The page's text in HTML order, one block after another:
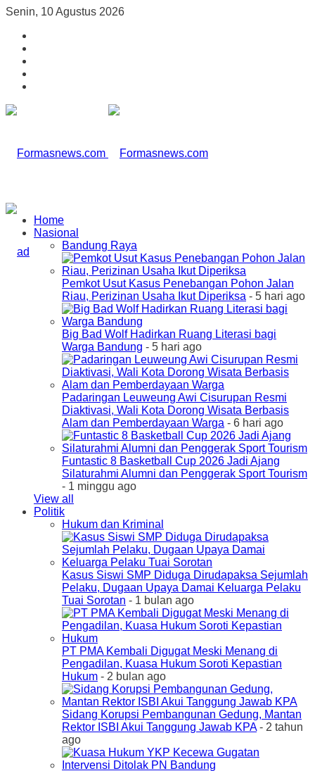
Senin, 10 Agustus 2026
Home
Nasional
Bandung Raya
Pemkot Usut Kasus Penebangan Pohon Jalan
Riau, Perizinan Usaha Ikut Diperiksa - 5 hari ago
Big Bad Wolf Hadirkan Ruang Literasi bagi
Warga Bandung - 5 hari ago
Padaringan Leuweung Awi Cisurupan Resmi
Diaktivasi, Wali Kota Dorong Wisata Berbasis
Alam dan Pemberdayaan Warga - 6 hari ago
Funtastic 8 Basketball Cup 2026 Jadi Ajang
Silaturahmi Alumni dan Penggerak Sport Tourism
- 1 minggu ago
View all
Politik
Hukum dan Kriminal
Kasus Siswi SMP Diduga Dirudapaksa Sejumlah
Pelaku, Dugaan Upaya Damai Keluarga Pelaku
Tuai Sorotan - 1 bulan ago
PT PMA Kembali Digugat Meski Menang di
Pengadilan, Kuasa Hukum Soroti Kepastian
Hukum - 2 bulan ago
Sidang Korupsi Pembangunan Gedung, Mantan
Rektor ISBI Akui Tanggung Jawab KPA- 2 tahun
ago